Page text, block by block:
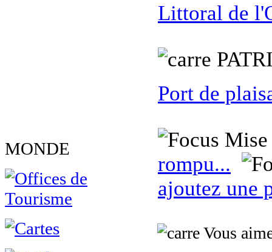
MONDE
Littoral de
Port de
rompu...
ajoutez une
Vous